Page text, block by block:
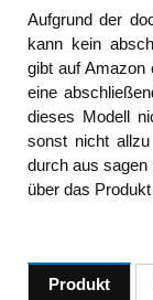
Aufgrund der
kann kein
gibt auf Amazon
eine
dieses Modell
sonst nicht
durch aus
über das
Produkt